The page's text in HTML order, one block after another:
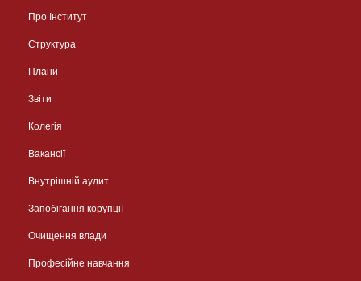
Про Інститут
Структура
Плани
Звіти
Колегія
Вакансії
Внутрішній аудит
Запобігання корупції
Очищення влади
Професійне навчання